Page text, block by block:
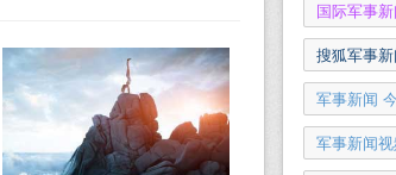
国际军事
搜狐军事新
军事新闻
军事新闻